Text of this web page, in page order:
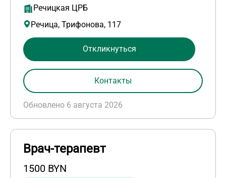
Речицкая ЦРБ
Речица, Трифонова, 117
Обновлено 6 августа 2026
Откликнуться
Контакты
Врач-терапевт
1500 BYN